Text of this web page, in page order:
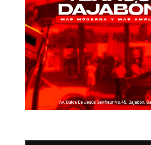
extienden al de...